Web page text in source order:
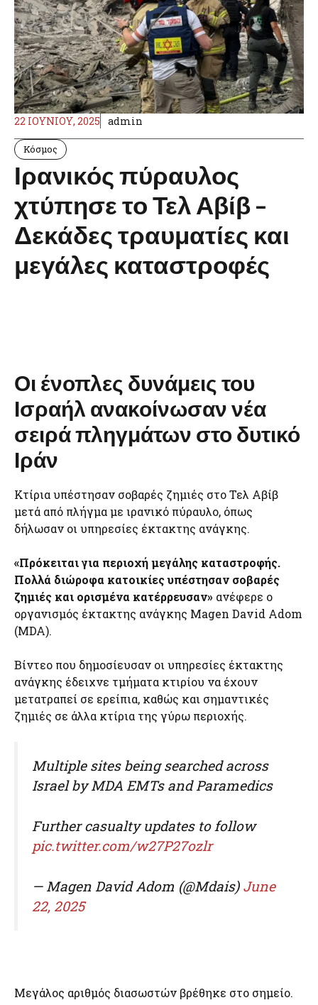
22 ΙΟΥΝΊΟΥ, 2025 admin
Κόσμος
Ιρανικός πύραυλος
χτύπησε το Τελ Αβίβ –
Δεκάδες τραυματίες και
μεγάλες καταστροφές
Οι ένοπλες δυνάμεις του
Ισραήλ ανακοίνωσαν νέα
σειρά πληγμάτων στο δυτικό
Ιράν
Κτίρια υπέστησαν σοβαρές ζημιές στο Τελ Αβίβ
μετά από πλήγμα με ιρανικό πύραυλο, όπως
δήλωσαν οι υπηρεσίες έκτακτης ανάγκης.
«Πρόκειται για περιοχή μεγάλης καταστροφής.
Πολλά διώροφα κατοικίες υπέστησαν σοβαρές
ζημιές και ορισμένα κατέρρευσαν» ανέφερε ο
οργανισμός έκτακτης ανάγκης Magen David Adom
(MDA).
Βίντεο που δημοσίευσαν οι υπηρεσίες έκτακτης
ανάγκης έδειχνε τμήματα κτιρίου να έχουν
μετατραπεί σε ερείπια, καθώς και σημαντικές
ζημιές σε άλλα κτίρια της γύρω περιοχής.
Multiple sites being searched across
Israel by MDA EMTs and Paramedics
Further casualty updates to follow
pic.twitter.com/w27P27ozlr
— Magen David Adom (@Mdais) June
22, 2025
Μεγάλος αριθμός διασωστών βρέθηκε στο σημείο.